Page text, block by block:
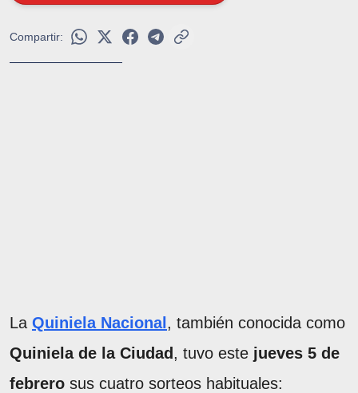
Compartir:
La Quiniela Nacional , también conocida como
Quiniela de la Ciudad , tuvo este jueves 5 de
febrero sus cuatro sorteos habituales: